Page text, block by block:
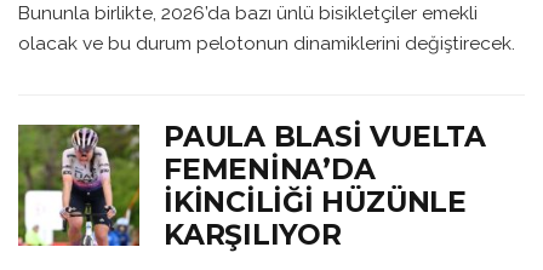
Bununla birlikte, 2026’da bazı ünlü bisikletçiler emekli
olacak ve bu durum pelotonun dinamiklerini değiştirecek.
PAULA BLASI VUELTA
FEMENINA’DA
İKINCILIĞI HÜZÜNLE
KARŞILIYOR